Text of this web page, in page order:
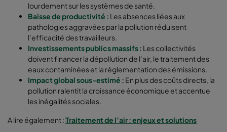
lourdement sur les systèmes de santé.
Baisse de productivité : Les absences liées aux
pathologies aggravées par la pollution réduisent
l’efficacité des travailleurs.
Investissements publics massifs : Les collectivités
doivent financer la dépollution de l’air, le traitement des
eaux contaminées et la réglementation des émissions.
Impact global sous-estimé : En plus des coûts directs, la
pollution ralentit la croissance économique et accentue
les inégalités sociales.
A lire également :Traitement de l’air : enjeux et solutions